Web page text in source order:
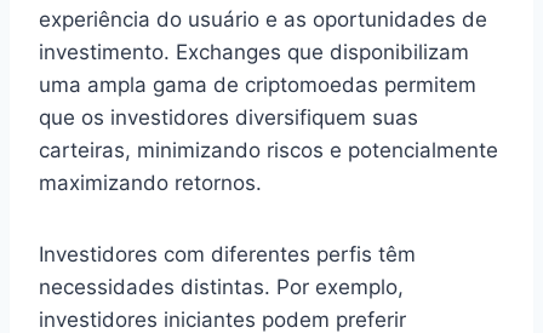
experiência do usuário e as oportunidades de
investimento. Exchanges que disponibilizam
uma ampla gama de criptomoedas permitem
que os investidores diversifiquem suas
carteiras, minimizando riscos e potencialmente
maximizando retornos.
Investidores com diferentes perfis têm
necessidades distintas. Por exemplo,
investidores iniciantes podem preferir